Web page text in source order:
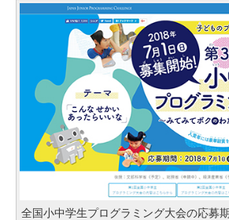
全国小中学生プログラミング大会の応募